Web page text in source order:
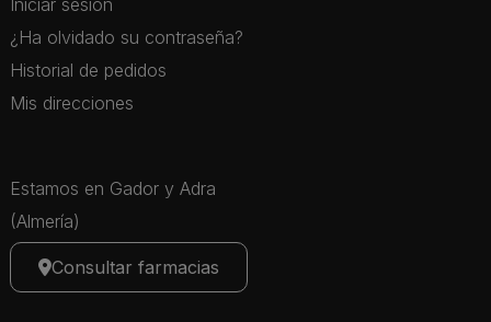
Iniciar sesión
¿Ha olvidado su contraseña?
Historial de pedidos
Mis direcciones
Estamos en Gador y Adra
(Almería)
Consultar farmacias